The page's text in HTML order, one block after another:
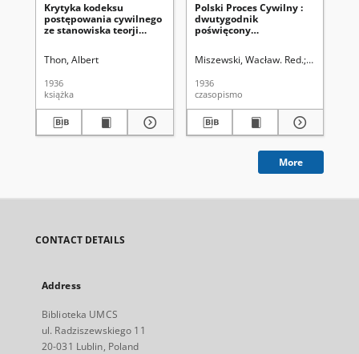
Krytyka kodeksu
postępowania cywilnego
ze stanowiska teorji
Postępowanie sporne
Thon, Albert
1936
książka
Polski Proces Cywilny :
dwutygodnik
poświęcony
procesowego. R. 4, Nr 5-6
Miszewski, Wacław. Red.
1936
czasopismo
More
CONTACT DETAILS
Address
Biblioteka UMCS
ul. Radziszewskiego 11
20-031 Lublin, Poland